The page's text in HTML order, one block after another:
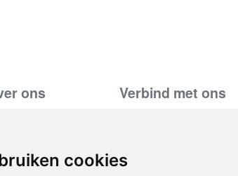
cookies
ons Verbind met ons